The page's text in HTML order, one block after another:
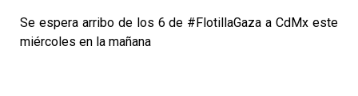
Se espera arribo de los 6 de #FlotillaGaza a CdMx este
miércoles en la mañana